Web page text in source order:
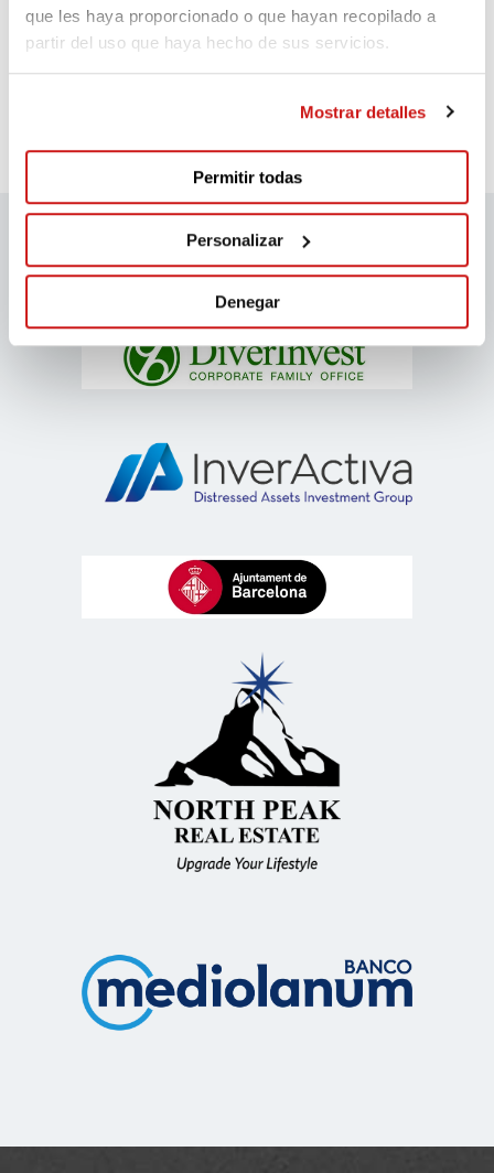
que les haya proporcionado o que hayan recopilado a
partir del uso que haya hecho de sus servicios.
Mostrar detalles
Permitir todas
Personalizar
Denegar
50€ 3,231 days ago
migranodearena sponsors